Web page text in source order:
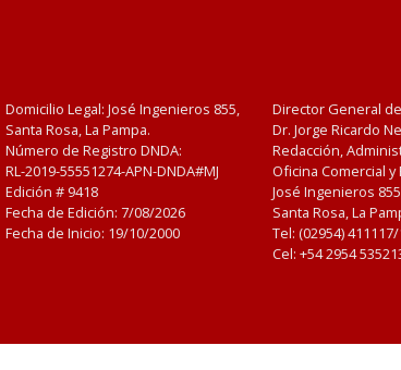
Domicilio Legal: José Ingenieros 855,
Santa Rosa, La Pampa.
Número de Registro DNDA:
RL-2019-55551274-APN-DNDA#MJ
Edición # 9418
Fecha de Edición: 7/08/2026
Fecha de Inicio: 19/10/2000
Director General
Dr. Jorge Ricardo
Redacción,
Oficina Comercial
José Ingenieros
Santa Rosa, La
Tel: (02954)
Cel: +54 2954